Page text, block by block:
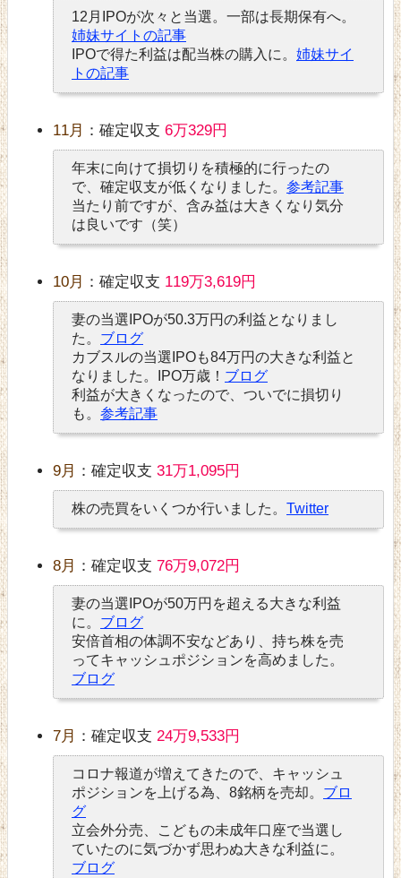
12月IPOが次々と当選。一部は長期保有へ。
姉妹サイトの記事
IPOで得た利益は配当株の購入に。 姉妹サイ
トの記事
11月 ：確定収支 6万329円
年末に向けて損切りを積極的に行ったの
で、確定収支が低くなりました。 参考記事
当たり前ですが、含み益は大きくなり気分
は良いです（笑）
10月 ：確定収支 119万3,619円
妻の当選IPOが50.3万円の利益となりまし
た。 ブログ
カブスルの当選IPOも84万円の大きな利益と
なりました。IPO万歳！ ブログ
利益が大きくなったので、ついでに損切り
も。 参考記事
9月 ：確定収支 31万1,095円
株の売買をいくつか行いました。 Twitter
8月 ：確定収支 76万9,072円
妻の当選IPOが50万円を超える大きな利益
に。 ブログ
安倍首相の体調不安などあり、持ち株を売
ってキャッシュポジションを高めました。
ブログ
7月 ：確定収支 24万9,533円
コロナ報道が増えてきたので、キャッシュ
ポジションを上げる為、8銘柄を売却。 ブロ
グ
立会外分売、こどもの未成年口座で当選し
ていたのに気づかず思わぬ大きな利益に。
ブログ